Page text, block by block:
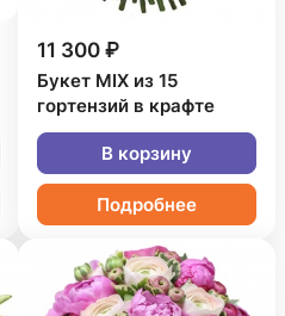
11 300 ₽
Букет MIX из 15
гортензий в крафте
В корзину
Подробнее